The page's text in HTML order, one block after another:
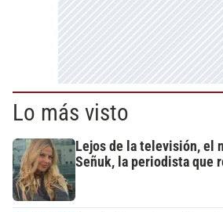
Lo más visto
Lejos de la televisión, el
Señuk, la periodista que